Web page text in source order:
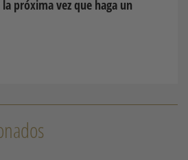
próxima vez que haga un